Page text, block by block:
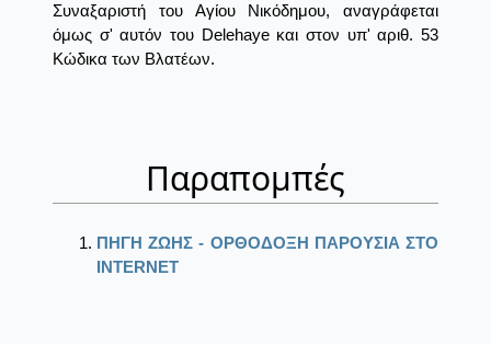
Συναξαριστή του Αγίου Νικόδημου, αναγράφεται
όμως σ' αυτόν του Delehaye και στον υπ' αριθ. 53
Κώδικα των Βλατέων.
Παραπομπές
ΠΗΓΗ ΖΩΗΣ - ΟΡΘΟΔΟΞΗ ΠΑΡΟΥΣΙΑ ΣΤΟ
ΙΝΤΕRΝΕΤ